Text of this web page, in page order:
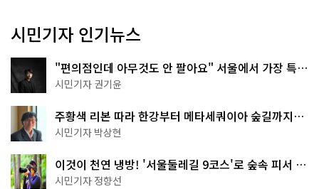
시민기자 인기뉴스
"편의점인데 아무것도 안 팔아요" 서울에서 가장 특별
한 편의점의 정체
시민기자 권기윤
주황색 리본 따라 한강부터 메타세쿼이아 숲길까지…
서울둘레길 15코스
시민기자 박상현
이것이 천연 냉방! '서울둘레길 9코스'로 숲속 피서 떠
나볼까
시민기자 정향선